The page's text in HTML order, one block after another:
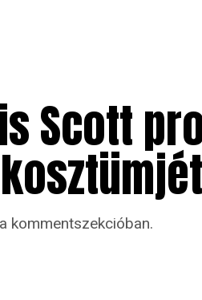
Scott
kommentszekcióban.